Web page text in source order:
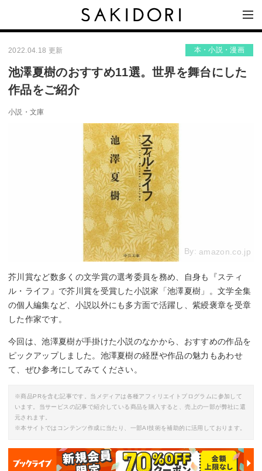
2022.04.18 更新 本・小説・漫画
池澤夏樹のおすすめ11選。世界を舞台にした
作品をご紹介
小説・文庫
By: amazon.co.jp
芥川賞など数多くの文学賞の選考委員を務め、自身も『スティ
ル・ライフ』で芥川賞を受賞した小説家「池澤夏樹」。文学全集
の個人編集など、小説以外にも多方面で活躍し、紫綬褒章を受章
した作家です。
今回は、池澤夏樹が手掛けた小説のなかから、おすすめの作品を
ピックアップしました。池澤夏樹の経歴や作品の魅力もあわせ
て、ぜひ参考にしてみてください。
※商品PRを含む記事です。当メディアは各種アフィリエイトプログラムに参加して
います。当サービスの記事で紹介している商品を購入すると、売上の一部が弊社に還
元されます。
※本サイトではコンテンツ作成に当たり、一部AI技術を補助的に活用しております。